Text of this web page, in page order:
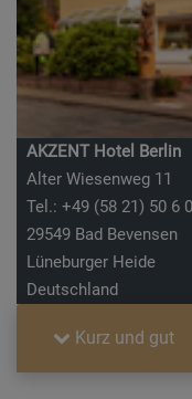
AKZENT Hotel Berlin
Alter Wiesenweg 11
Tel.: +49 (58 21) 50 6 0
29549 Bad Bevensen
Lüneburger Heide
Deutschland
Kurz und gut